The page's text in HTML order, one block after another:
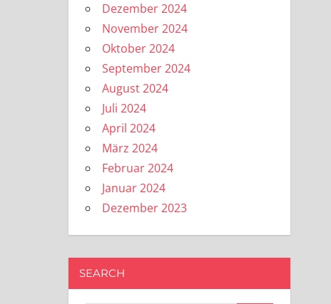
Dezember 2024
November 2024
Oktober 2024
September 2024
August 2024
Juli 2024
April 2024
März 2024
Februar 2024
Januar 2024
Dezember 2023
SEARCH